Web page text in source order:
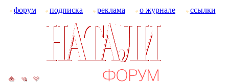
форум подписка реклама о журнале ссылки